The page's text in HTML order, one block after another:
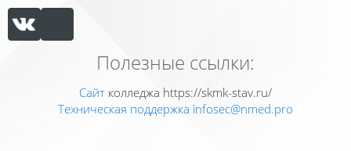
Полезные ссылки:
Сайт колледжа https://skmk-stav.ru/
Техническая поддержка infosec@nmed.pro